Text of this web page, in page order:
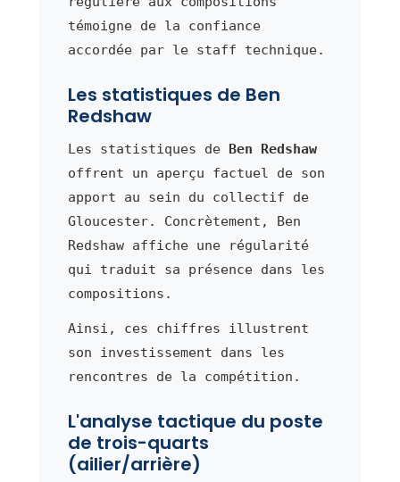
témoigne de la confiance
accordée par le staff technique.
Les statistiques de Ben
Redshaw
Les statistiques de Ben Redshaw
offrent un aperçu factuel de son
apport au sein du collectif de
Gloucester. Concrètement, Ben
Redshaw affiche une régularité
qui traduit sa présence dans les
compositions.
Ainsi, ces chiffres illustrent
son investissement dans les
rencontres de la compétition.
L'analyse tactique du poste
de trois-quarts
(ailier/arrière)